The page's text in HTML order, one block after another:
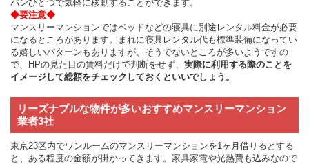
バンひとつで気軽に移動することができます。
◆要注意◆
マンスリーマンションではベッドなどの寝具に別途レンタル料金が必要
になるところがあります。まれに寝具レンタル代も標準装備になってい
る嬉しいパターンもありますが、そうでないところが多いようですの
で、HPの見た目の賃料だけで判断をせず、 実際に利用する際のことを
イメージして総額をチェックしておくといいでしょう。
リーズナブルな物件が多いおすすめマンスリーマンション
業者3社
東京23区内でワンルームのマンスリーマンションを1ヶ月借りるとする
と、ある程度の金額が掛かってきます。家具家電や光熱費も込みなので